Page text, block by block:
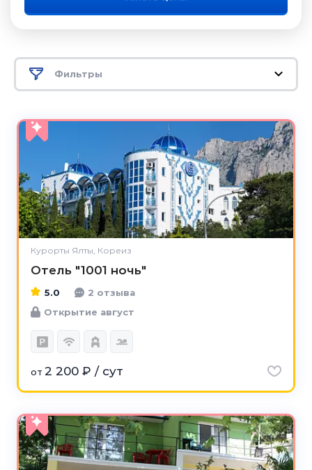
Фильтры
Курорты Ялты, Кореиз
Отель "1001 ночь"
5.0
5.0
2 отзыва
Открытие август
от 2 200 ₽ / сут